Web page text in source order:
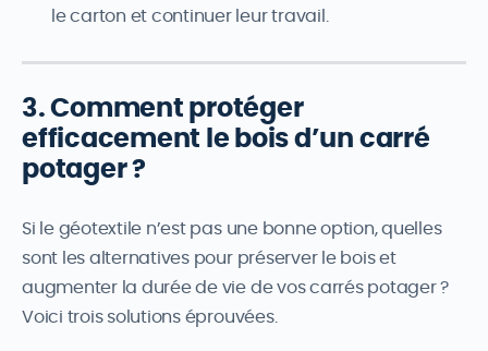
le carton et continuer leur travail.
3. Comment protéger
efficacement le bois d’un carré
potager ?
Si le géotextile n’est pas une bonne option, quelles
sont les alternatives pour préserver le bois et
augmenter la durée de vie de vos carrés potager ?
Voici trois solutions éprouvées.